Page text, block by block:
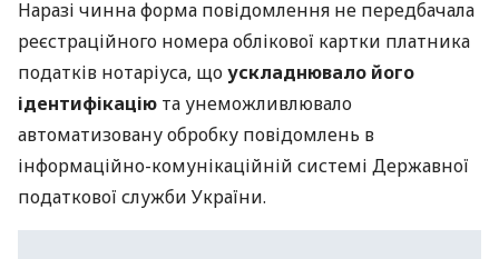
Наразі чинна форма повідомлення не передбачала
реєстраційного номера облікової картки платника
податків нотаріуса, щоускладнювало його
ідентифікацію та унеможливлювало
автоматизовану обробку повідомлень в
інформаційно-комунікаційній системі Державної
податкової служби України.